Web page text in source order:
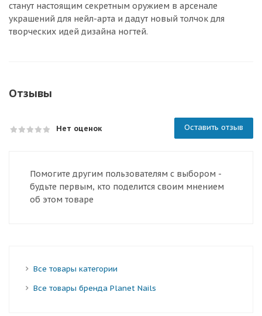
станут настоящим секретным оружием в арсенале
украшений для нейл-арта и дадут новый толчок для
творческих идей дизайна ногтей.
Отзывы
Нет оценок Оставить отзыв
Помогите другим пользователям с выбором -
будьте первым, кто поделится своим мнением
об этом товаре
Все товары категории
Все товары бренда Planet Nails